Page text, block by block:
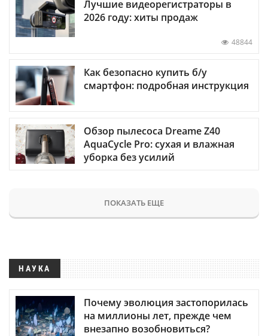
Лучшие видеорегистраторы в
2026 году: хиты продаж
48844
Как безопасно купить б/у
смартфон: подробная инструкция
Обзор пылесоса Dreame Z40
AquaCycle Pro: сухая и влажная
уборка без усилий
ПОКАЗАТЬ ЕЩЕ
НАУКА
Почему эволюция застопорилась
на миллионы лет, прежде чем
внезапно возобновиться?